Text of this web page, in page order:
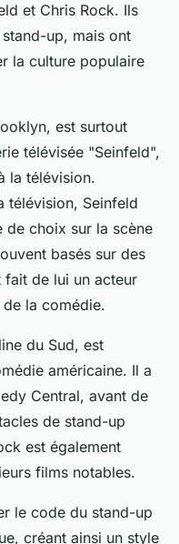
et Chris Rock. Ils
up, mais ont
la culture populaire
est surtout
télévisée "Seinfeld",
la télévision.
télévision, Seinfeld
de choix sur la scène
basés sur des
de lui un acteur
de la comédie.
du Sud, est
américaine. Il a
Central, avant de
de stand-up
est également
films notables.
le code du stand-up
créant ainsi un style